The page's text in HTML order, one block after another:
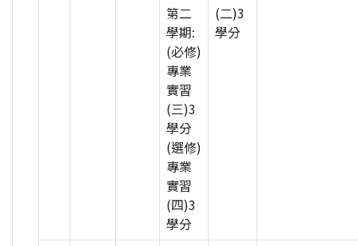
第二
學期:
(必修)
專業
實習
(三)3
學分
(選修)
專業
實習
(四)3
學分
(二)3
學分